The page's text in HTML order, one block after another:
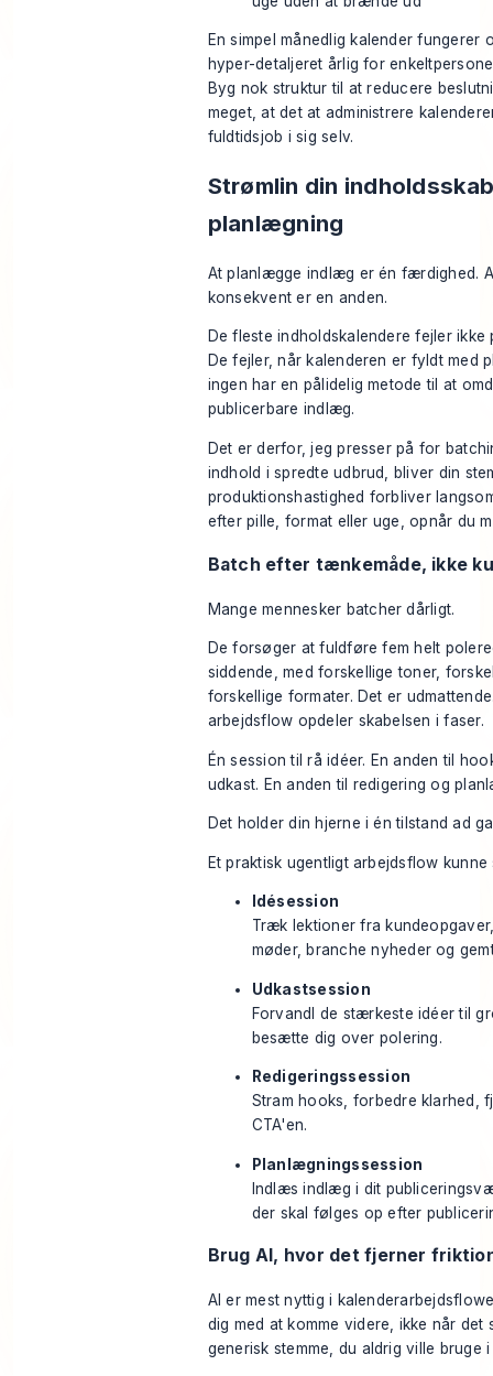
En simpel månedlig kalender fungerer
hyper-detaljeret årlig for
Byg nok struktur til at reducere
meget, at det at administrere
fuldtidsjob i sig selv.
Strømlin din
planlægning
At planlægge indlæg er én færdighed.
konsekvent er en anden.
De fleste indholdskalendere fejler ikke
De fejler, når kalenderen er fyldt med
ingen har en pålidelig metode til at
publicerbare indlæg.
Det er derfor, jeg presser på for
indhold i spredte udbrud, bliver din
produktionshastighed forbliver
efter pille, format eller uge, opnår du
Batch efter tænkemåde, ikke
Mange mennesker batcher dårligt.
De forsøger at fuldføre fem helt
siddende, med forskellige toner,
forskellige formater. Det er
arbejdsflow opdeler skabelsen i faser.
Én session til rå idéer. En anden til
udkast. En anden til redigering og
Det holder din hjerne i én tilstand ad
Et praktisk ugentligt arbejdsflow kunne
Idésession
Træk lektioner fra
møder, branche nyheder og
Udkastsession
Forvandl de stærkeste idéer til
besætte dig over polering.
Redigeringssession
Stram hooks, forbedre klarhed,
CTA'en.
Planlægningssession
Indlæs indlæg i dit
der skal følges op efter
Brug AI, hvor det fjerner
AI er mest nyttig i
dig med at komme videre, ikke når det
generisk stemme, du aldrig ville bruge